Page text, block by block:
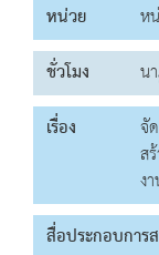
หน่วย
ห
ชั่วโมง
น
เรื่อง
จั
ส
ง
สื่อประกอบการ